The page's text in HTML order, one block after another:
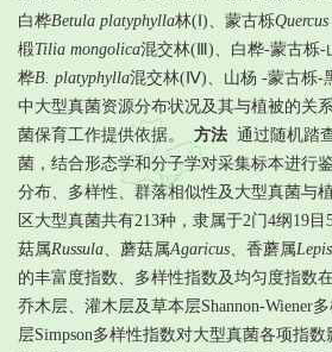
白桦Betula platyphylla林(Ⅰ)、蒙古栎
椴Tilia mongolica混交林(Ⅲ)、白桦-蒙古栎-
桦B. platyphylla混交林(Ⅳ)、山杨 -蒙古栎-
中大型真菌资源分布状况及其与植被的关
菌保育工作提供依据。
方法 通过随机踏
菌，结合形态学和分子学对采集标本进行
分布、多样性、群落相似性及大型真菌与植
区大型真菌共有213种，隶属于2门4纲19
菇属Russula 、蘑菇属Agaricus 、香蘑属
的丰富度指数、多样性指数及均匀度指数
乔木层、灌木层及草本层Shannon-Wiener
层Simpson多样性指数对大型真菌各项指数